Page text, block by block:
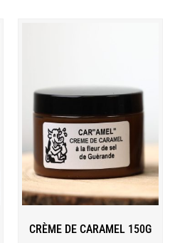
CRÈME DE CARAMEL 150G